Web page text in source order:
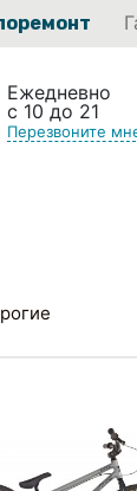
Ежедневно
с 10 до 21
Перезвоните